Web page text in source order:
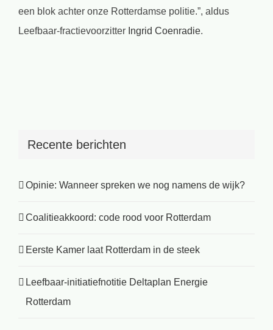
een blok achter onze Rotterdamse politie.”, aldus
Leefbaar-fractievoorzitter Ingrid Coenradie.
Recente berichten
Opinie: Wanneer spreken we nog namens de wijk?
Coalitieakkoord: code rood voor Rotterdam
Eerste Kamer laat Rotterdam in de steek
Leefbaar-initiatiefnotitie Deltaplan Energie
Rotterdam